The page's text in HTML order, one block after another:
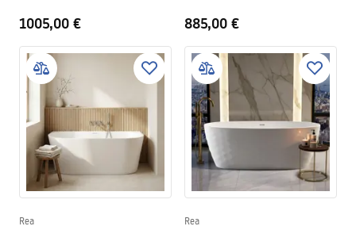
1005,00 € 885,00 €
Rea Rea